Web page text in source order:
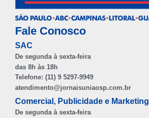
Fale Conosco
SAC
De segunda à sexta-feira
das 8h às 18h
Telefone: (11) 9 5297-9949
atendimento@jornaisuniaosp.com.br
Comercial, Publicidade e Marketing
De segunda à sexta-feira